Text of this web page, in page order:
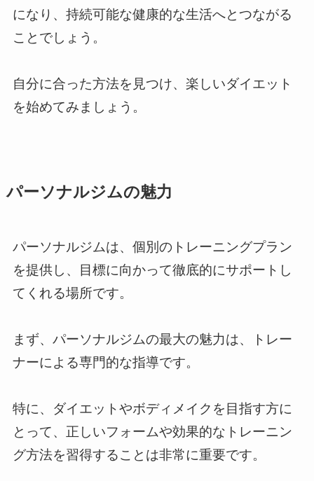
になり、持続可能な健康的な生活へとつながる
ことでしょう。
自分に合った方法を見つけ、楽しいダイエット
を始めてみましょう。
パーソナルジムの魅力
パーソナルジムは、個別のトレーニングプラン
を提供し、目標に向かって徹底的にサポートし
てくれる場所です。
まず、パーソナルジムの最大の魅力は、トレー
ナーによる専門的な指導です。
特に、ダイエットやボディメイクを目指す方に
とって、正しいフォームや効果的なトレーニン
グ方法を習得することは非常に重要です。